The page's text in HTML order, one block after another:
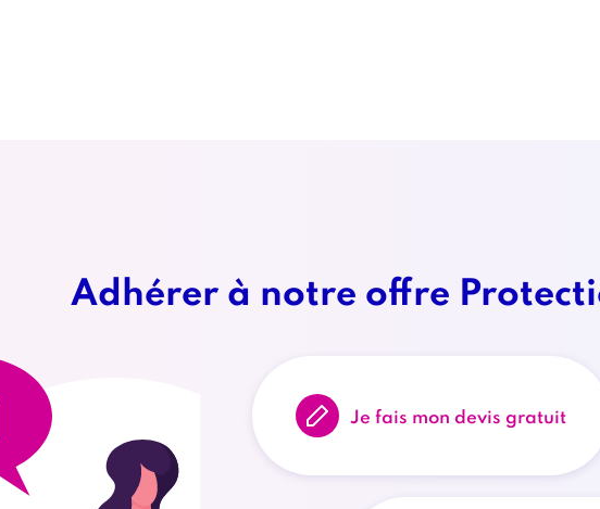
Titre
Adhérer à notre offre
Je fais mon devis gratuit